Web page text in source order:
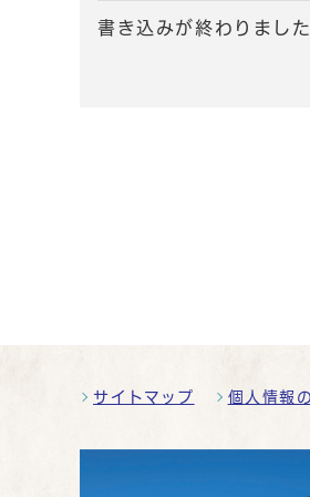
書き込みが終わりまし
サイトマップ 個人情報